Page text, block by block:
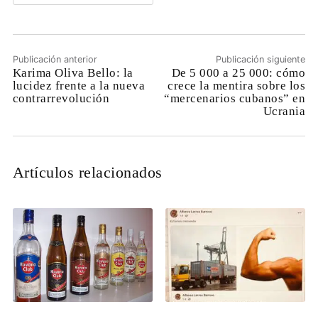
Publicación anterior
Karima Oliva Bello: la
lucidez frente a la nueva
contrarrevolución
Publicación siguiente
De 5 000 a 25 000: cómo
crece la mentira sobre los
“mercenarios cubanos” en
Ucrania
Artículos relacionados